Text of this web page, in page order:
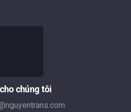
chúng tôi